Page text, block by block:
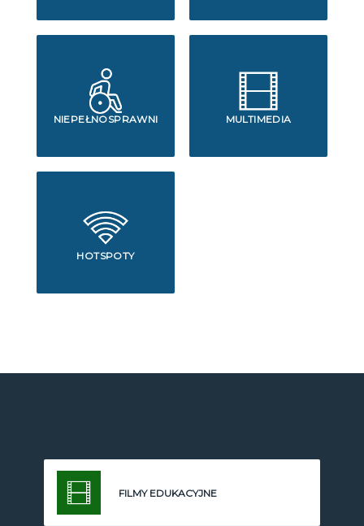
NIEPEŁNOSPRAWNI MULTIMEDIA
HOTSPOTY
FILMY EDUKACYJNE